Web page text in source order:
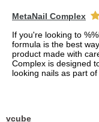
MetaNail Complex
If you're looking to
formula is the best
product made with
Complex is designed
looking nails as part of
vcube